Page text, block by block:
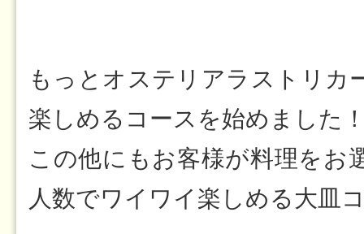
もっとオステリアラストリカ
楽しめるコースを始めました
この他にもお客様が料理をお
人数でワイワイ楽しめる大皿